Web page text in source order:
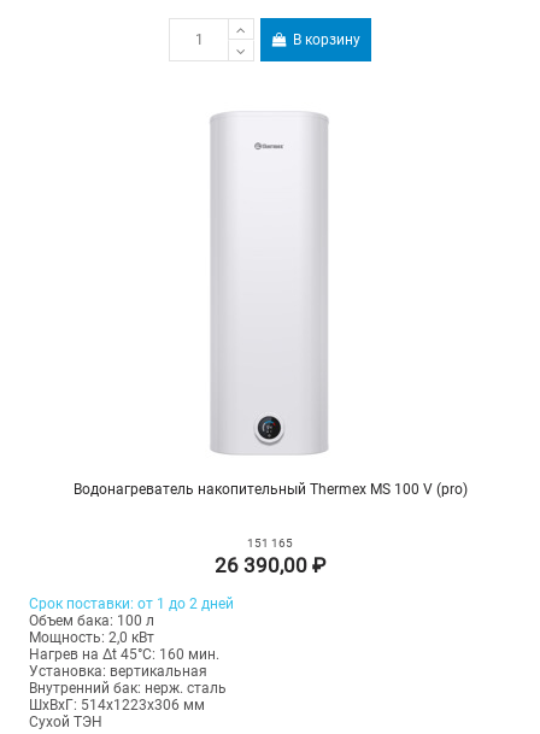
В корзину
Водонагреватель накопительный Thermex MS 100 V (pro)
151 165
26 390,00 ₽
Срок поставки: от 1 до 2 дней
Объем бака: 100 л
Мощность: 2,0 кВт
Нагрев на Δt 45°С: 160 мин.
Установка: вертикальная
Внутренний бак: нерж. сталь
ШхВхГ: 514х1223х306 мм
Сухой ТЭН